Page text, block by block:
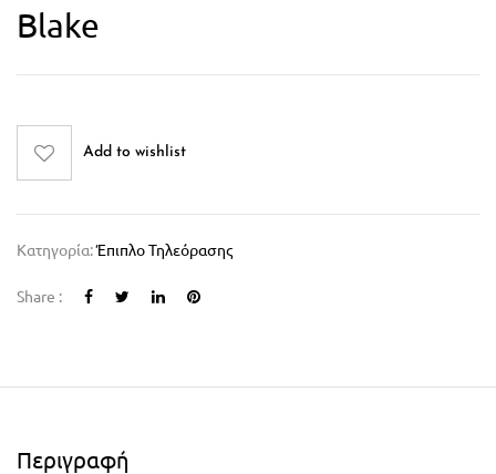
Blake
Add to wishlist
Κατηγορία:Έπιπλο Τηλεόρασης
Share :
Περιγραφή